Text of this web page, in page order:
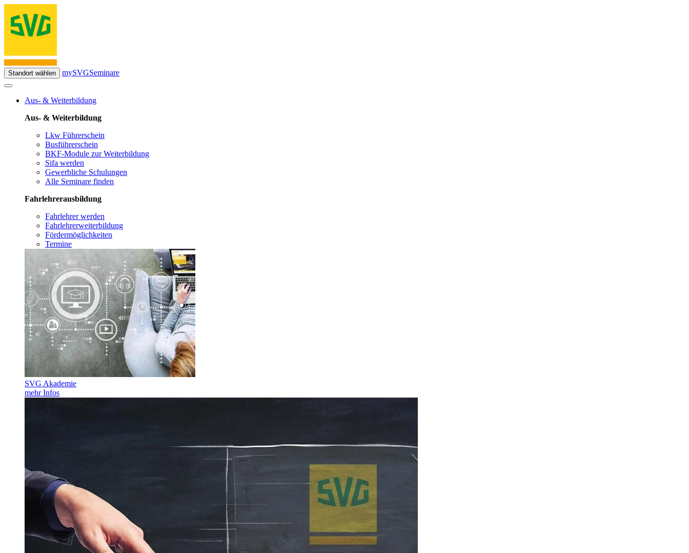
Standort wählen mySVGSeminare
Aus- & Weiterbildung
Aus- & Weiterbildung
Lkw Führerschein
Busführerschein
BKF-Module zur Weiterbildung
Sifa werden
Gewerbliche Schulungen
Alle Seminare finden
Fahrlehrerausbildung
Fahrlehrer werden
Fahrlehrerweiterbildung
Fördermöglichkeiten
Termine
SVG Akademie
mehr Infos